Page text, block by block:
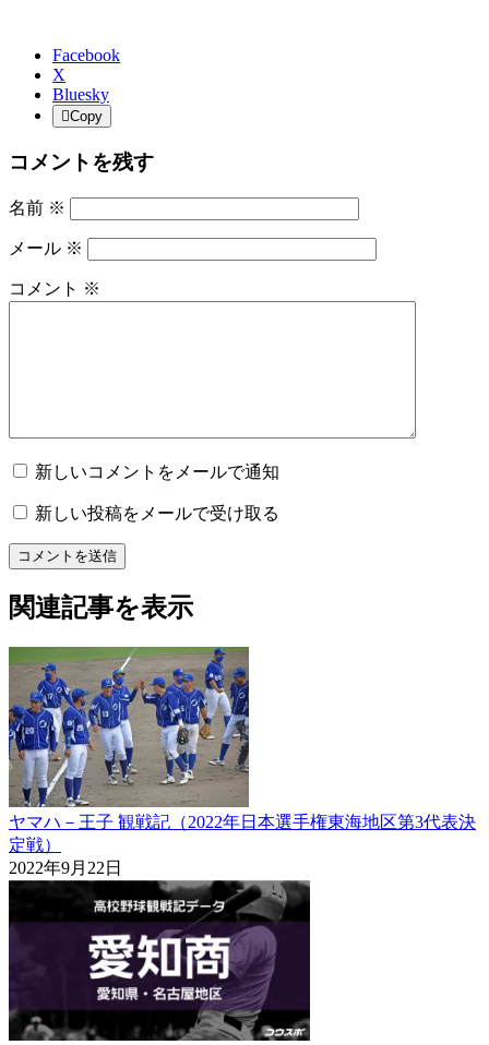
Facebook
X
Bluesky
Copy
コメントを残す
名前 ※
メール ※
コメント ※
新しいコメントをメールで通知
新しい投稿をメールで受け取る
関連記事を表示
ヤマハ－王子 観戦記（2022年日本選手権東海地区第3代表決
定戦）
2022年9月22日